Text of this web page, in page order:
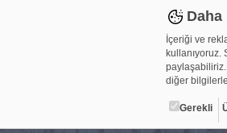
İçeriği ve
kullanıyoruz.
paylaşabiliriz.
diğer
Gerekli